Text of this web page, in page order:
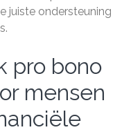
juiste ondersteuning
pro bono
mensen